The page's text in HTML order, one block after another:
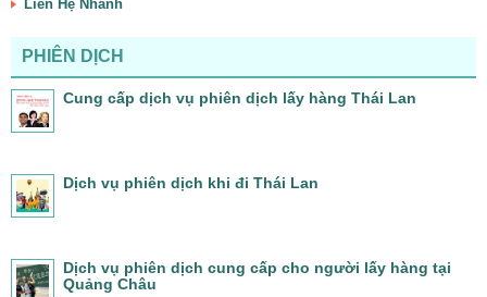
Liên Hệ Nhanh
PHIÊN DỊCH
Cung cấp dịch vụ phiên dịch lấy hàng Thái Lan
Dịch vụ phiên dịch khi đi Thái Lan
Dịch vụ phiên dịch cung cấp cho người lấy hàng tại
Quảng Châu